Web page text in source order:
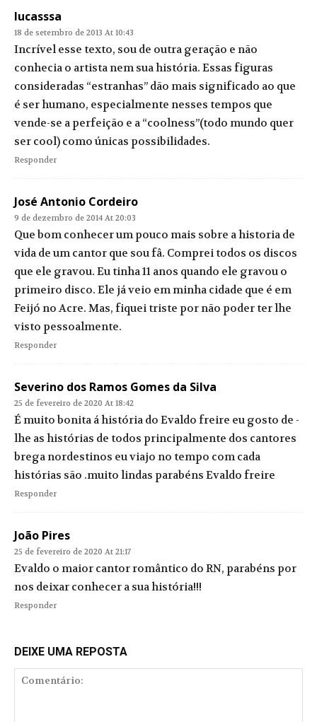
lucasssa
18 de setembro de 2013 At 10:43
Incrível esse texto, sou de outra geração e não
conhecia o artista nem sua história. Essas figuras
consideradas “estranhas” dão mais significado ao que
é ser humano, especialmente nesses tempos que
vende-se a perfeição e a “coolness”(todo mundo quer
ser cool) como únicas possibilidades.
Responder
José Antonio Cordeiro
9 de dezembro de 2014 At 20:03
Que bom conhecer um pouco mais sobre a historia de
vida de um cantor que sou fâ. Comprei todos os discos
que ele gravou. Eu tinha 11 anos quando ele gravou o
primeiro disco. Ele já veio em minha cidade que é em
Feijó no Acre. Mas, fiquei triste por não poder ter lhe
visto pessoalmente.
Responder
Severino dos Ramos Gomes da Silva
25 de fevereiro de 2020 At 18:42
É muito bonita á história do Evaldo freire eu gosto de -
lhe as histórias de todos principalmente dos cantores
brega nordestinos eu viajo no tempo com cada
histórias são .muito lindas parabéns Evaldo freire
Responder
João Pires
25 de fevereiro de 2020 At 21:17
Evaldo o maior cantor romântico do RN, parabéns por
nos deixar conhecer a sua história!!!
Responder
DEIXE UMA REPOSTA